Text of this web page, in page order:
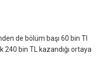
de bölüm başı 60 bin Tl
240 bin TL kazandığı ortaya